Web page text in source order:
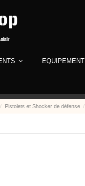
EQUIPEMENT
Pistolets et Shocker de défense